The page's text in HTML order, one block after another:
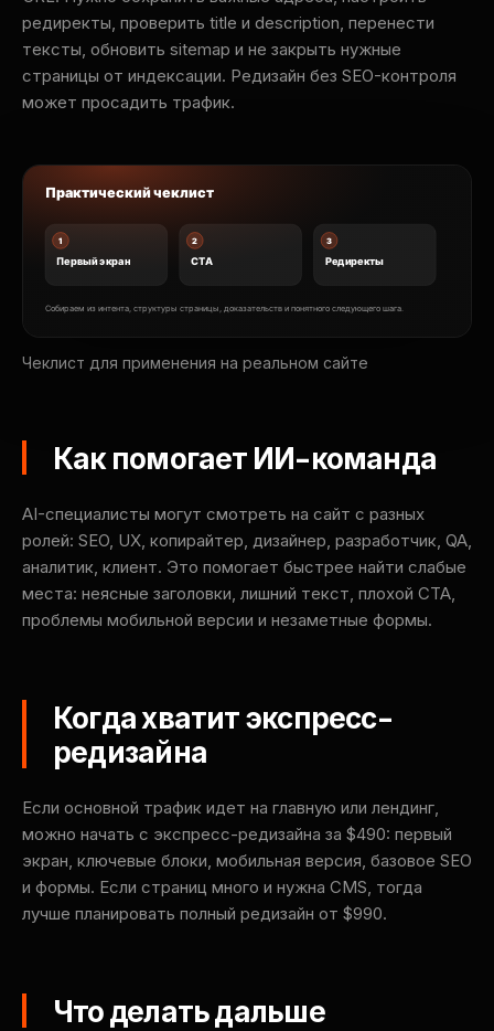
редиректы, проверить title и description, перенести
тексты, обновить sitemap и не закрыть нужные
страницы от индексации. Редизайн без SEO-контроля
может просадить трафик.
Чеклист для применения на реальном сайте
Как помогает ИИ-команда
AI-специалисты могут смотреть на сайт с разных
ролей: SEO, UX, копирайтер, дизайнер, разработчик, QA,
аналитик, клиент. Это помогает быстрее найти слабые
места: неясные заголовки, лишний текст, плохой CTA,
проблемы мобильной версии и незаметные формы.
Когда хватит экспресс-
редизайна
Если основной трафик идет на главную или лендинг,
можно начать с экспресс-редизайна за $490: первый
экран, ключевые блоки, мобильная версия, базовое SEO
и формы. Если страниц много и нужна CMS, тогда
лучше планировать полный редизайн от $990.
Что делать дальше